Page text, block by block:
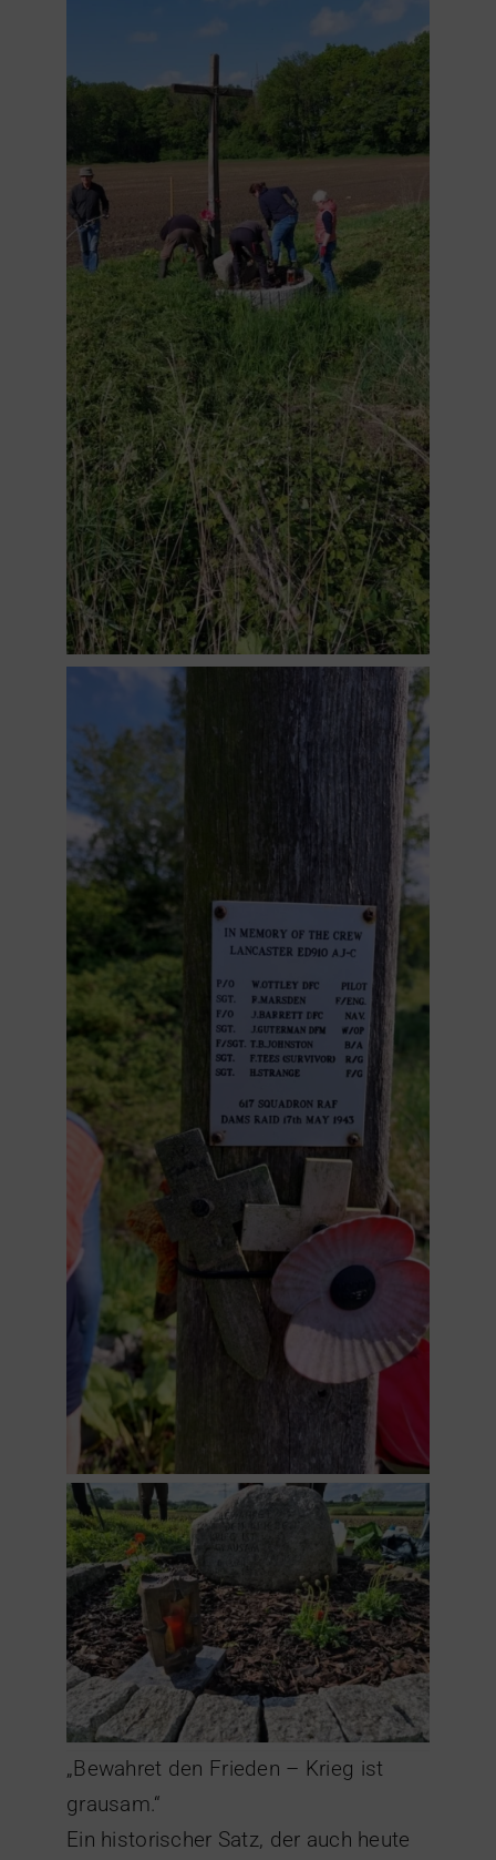
„Bewahret den Frieden – Krieg ist
grausam.“
Ein historischer Satz, der auch heute